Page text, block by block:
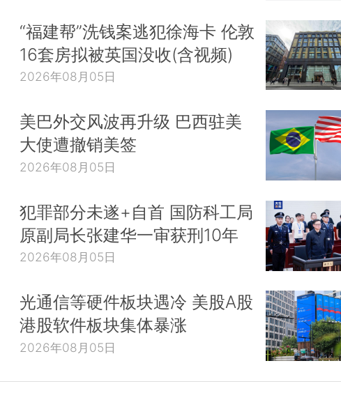
“福建帮”洗钱案逃犯徐海卡 伦敦
16套房拟被英国没收(含视频)
2026年08月05日
美巴外交风波再升级 巴西驻美
大使遭撤销美签
2026年08月05日
犯罪部分未遂+自首 国防科工局
原副局长张建华一审获刑10年
2026年08月05日
光通信等硬件板块遇冷 美股A股
港股软件板块集体暴涨
2026年08月05日